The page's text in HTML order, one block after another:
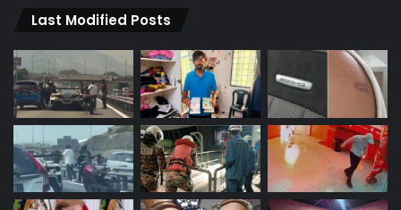
Last Modified Posts